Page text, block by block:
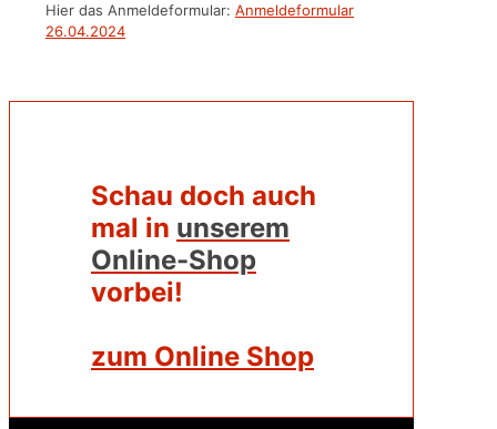
Hier das Anmeldeformular: Anmeldeformular
26.04.2024
Schau doch auch
mal in unserem
Online-Shop
vorbei!
zum Online Shop